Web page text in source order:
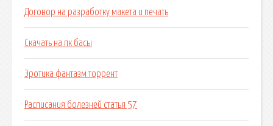
Договор на разработку макета и печать
Скачать на пк басы
Эротика фантазм торрент
Расписания болезней статья 57